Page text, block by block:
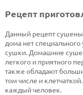
Рецепт
Данный рецепт
дома нет
сушки. Домашние
легкого и приятного
также обладают
том числе и
каждый человек.